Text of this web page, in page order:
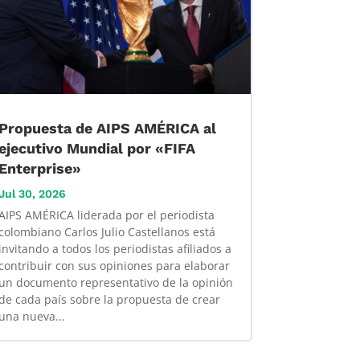
de AIPS AMÉRICA al
Mundial por «FIFA
30, 2026
AMÉRICA liderada por el periodista
Carlos Julio Castellanos está
a todos los periodistas afiliados a
con sus opiniones para elaborar
documento representativo de la opinión
cada país sobre la propuesta de crear
nueva...